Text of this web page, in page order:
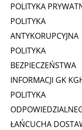
POLITYKA
POLITYKA
ANTYKORUPCYJNA
POLITYKA
BEZPIECZEŃSTWA
INFORMACJI GK
POLITYKA
ŁAŃCUCHA